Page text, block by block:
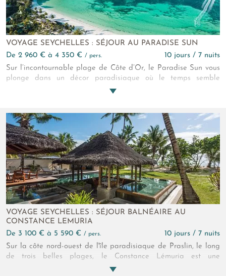
VOYAGE SEYCHELLES : SÉJOUR AU PARADISE SUN
de 2 960 € à 4 350 € / pers.
10 jours / 7 nuits
Sur l’incontournable plage de Côte d’Or, le Paradise Sun vous
plonge dans un décor paradisiaque où le temps semble
suspendu. Les chambres, disséminées dans des jardins
activités nautiques, excursions et moments de détente, chacun
trouve son rythme lors de cette parenthèse hors du temps.
VOYAGE SEYCHELLES : SÉJOUR BALNÉAIRE AU
CONSTANCE LEMURIA
de 3 100 € à 5 590 € / pers.
10 jours / 7 nuits
Sur la côte nord-ouest de l'île paradisiaque de Praslin, le long
de trois belles plages, le Constance Lémuria est une
expérience inédite de luxe. Ode aux beautés insulaires, il